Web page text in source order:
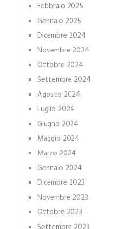
Febbraio 2025
Gennaio 2025
Dicembre 2024
Novembre 2024
Ottobre 2024
Settembre 2024
Agosto 2024
Luglio 2024
Giugno 2024
Maggio 2024
Marzo 2024
Gennaio 2024
Dicembre 2023
Novembre 2023
Ottobre 2023